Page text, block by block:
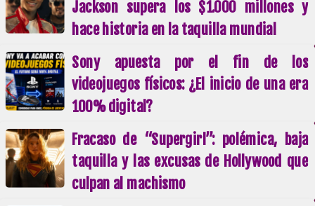
Jackson supera los $1.000 millones y
hace historia en la taquilla mundial
Sony apuesta por el fin de los
videojuegos físicos: ¿El inicio de una era
100% digital?
Fracaso de “Supergirl”: polémica, baja
taquilla y las excusas de Hollywood que
culpan al machismo